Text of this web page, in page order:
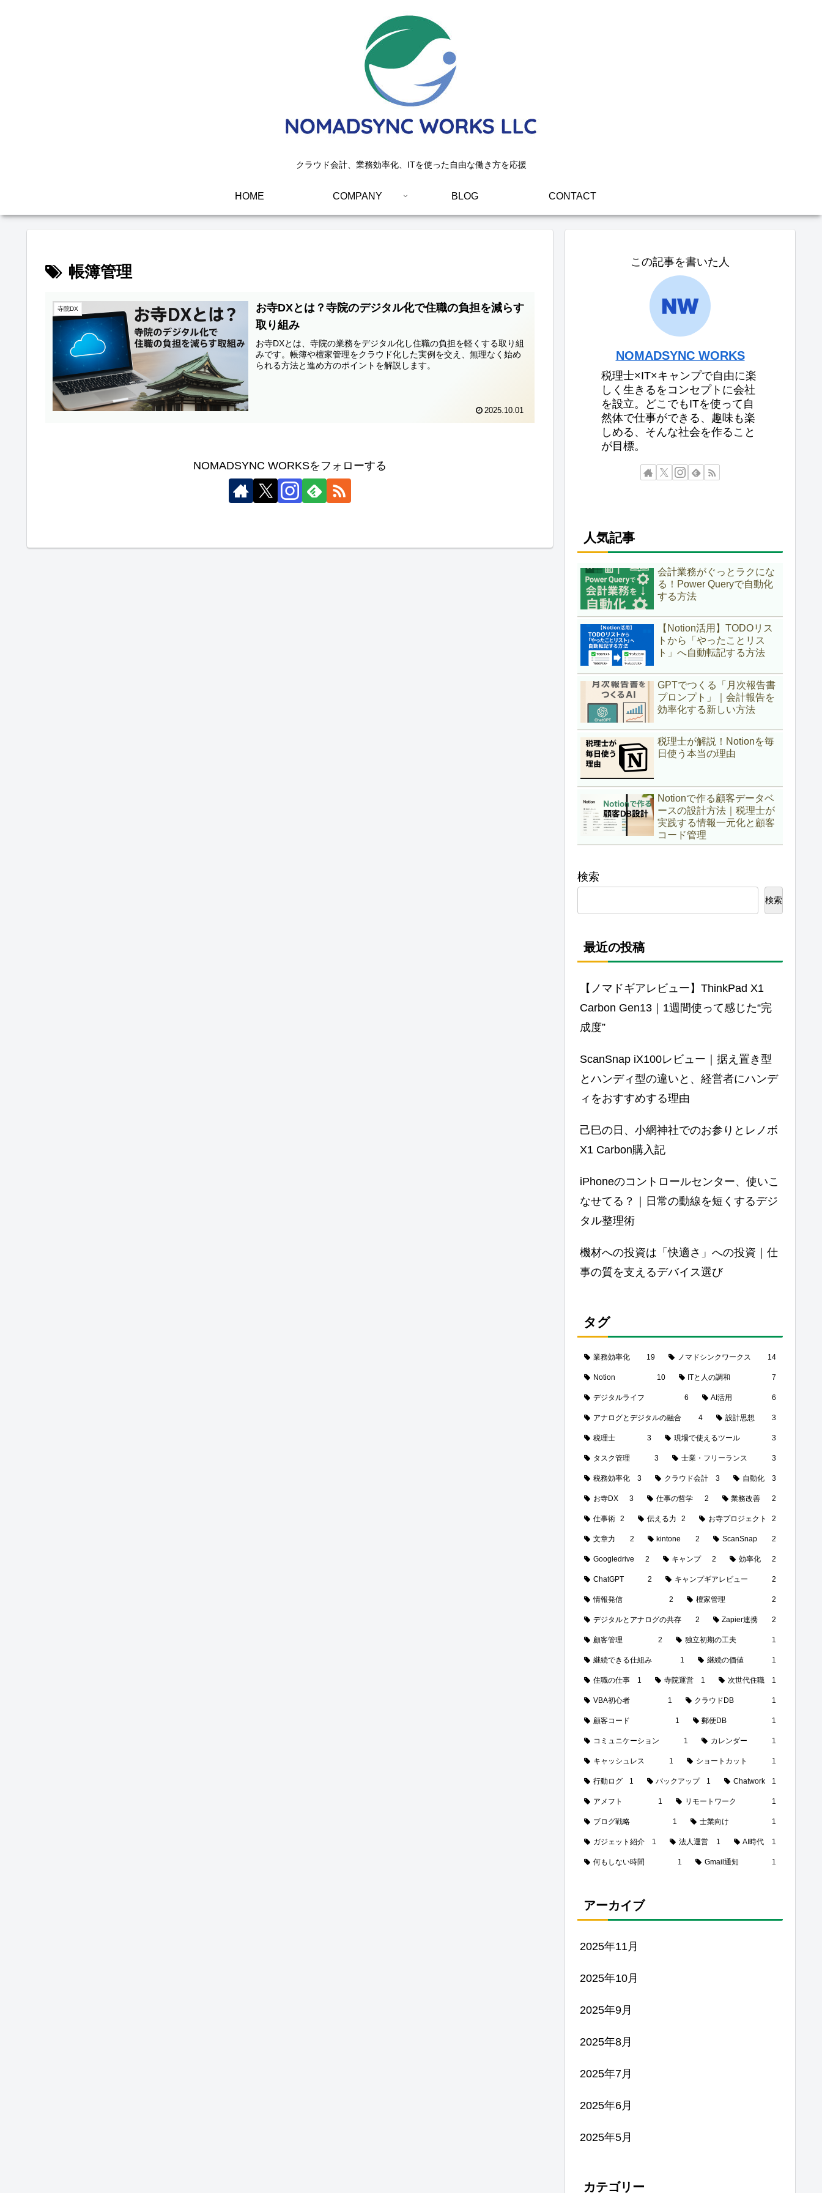
クラウド会計、業務効率化、ITを使った自由な働き方を応援
HOME COMPANY BLOG CONTACT
帳簿管理
寺院DX
お寺DXとは？寺院のデジタル化で住職の負担を減らす
取り組み
お寺DXとは、寺院の業務をデジタル化し住職の負担を軽くする取り組
みです。帳簿や檀家管理をクラウド化した実例を交え、無理なく始め
られる方法と進め方のポイントを解説します。
2025.10.01
NOMADSYNC WORKSをフォローする
この記事を書いた人
NOMADSYNC WORKS
税理士×IT×キャンプで自由に楽
しく生きるをコンセプトに会社
を設立。どこでもITを使って自
然体で仕事ができる、趣味も楽
しめる、そんな社会を作ること
が目標。
人気記事
会計業務がぐっとラクにな
る！Power Queryで自動化
する方法
【Notion活用】TODOリス
トから「やったことリス
ト」へ自動転記する方法
GPTでつくる「月次報告書
プロンプト」｜会計報告を
効率化する新しい方法
税理士が解説！Notionを毎
日使う本当の理由
Notionで作る顧客データベ
ースの設計方法｜税理士が
実践する情報一元化と顧客
コード管理
検索
検索
最近の投稿
【ノマドギアレビュー】ThinkPad X1
Carbon Gen13｜1週間使って感じた“完
成度”
ScanSnap iX100レビュー｜据え置き型
とハンディ型の違いと、経営者にハンデ
ィをおすすめする理由
己巳の日、小網神社でのお参りとレノボ
X1 Carbon購入記
iPhoneのコントロールセンター、使いこ
なせてる？｜日常の動線を短くするデジ
タル整理術
機材への投資は「快適さ」への投資｜仕
事の質を支えるデバイス選び
タグ
業務効率化 19 ノマドシンクワークス 14
Notion 10 ITと人の調和 7
デジタルライフ 6 AI活用 6
アナログとデジタルの融合 4 設計思想 3
税理士 3 現場で使えるツール 3
タスク管理 3 士業・フリーランス 3
税務効率化 3 クラウド会計 3 自動化 3
お寺DX 3 仕事の哲学 2 業務改善 2
仕事術 2 伝える力 2 お寺プロジェクト 2
文章力 2 kintone 2 ScanSnap 2
Googledrive 2 キャンプ 2 効率化 2
ChatGPT 2 キャンプギアレビュー 2
情報発信 2 檀家管理 2
デジタルとアナログの共存 2 Zapier連携 2
顧客管理 2 独立初期の工夫 1
継続できる仕組み 1 継続の価値 1
住職の仕事 1 寺院運営 1 次世代住職 1
VBA初心者 1 クラウドDB 1
顧客コード 1 郵便DB 1
コミュニケーション 1 カレンダー 1
キャッシュレス 1 ショートカット 1
行動ログ 1 バックアップ 1 Chatwork 1
アメフト 1 リモートワーク 1
ブログ戦略 1 士業向け 1
ガジェット紹介 1 法人運営 1 AI時代 1
何もしない時間 1 Gmail通知 1
アーカイブ
2025年11月
2025年10月
2025年9月
2025年8月
2025年7月
2025年6月
2025年5月
カテゴリー